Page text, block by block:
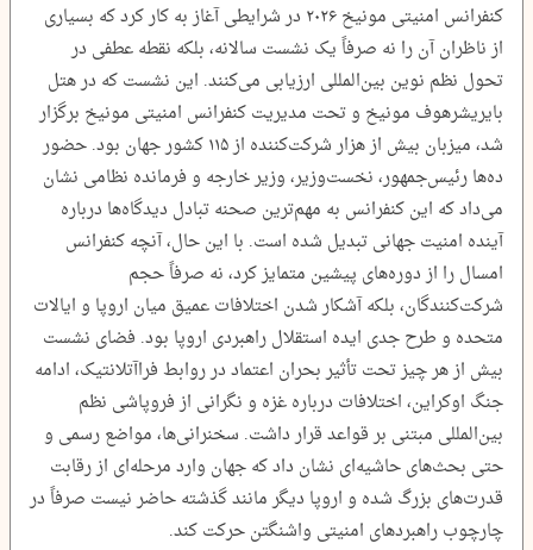
کنفرانس امنیتی مونیخ ۲۰۲۶ در شرایطی آغاز به کار کرد که بسیاری
از ناظران آن را نه صرفاً یک نشست سالانه، بلکه نقطه عطفی در
تحول نظم نوین بین‌المللی ارزیابی می‌کنند. این نشست که در هتل
بایریشرهوف مونیخ و تحت مدیریت کنفرانس امنیتی مونیخ برگزار
شد، میزبان بیش از هزار شرکت‌کننده از ۱۱۵ کشور جهان بود. حضور
ده‌ها رئیس‌جمهور، نخست‌وزیر، وزیر خارجه و فرمانده نظامی نشان
می‌داد که این کنفرانس به مهم‌ترین صحنه تبادل دیدگاه‌ها درباره
آینده امنیت جهانی تبدیل شده است. با این حال، آنچه کنفرانس
امسال را از دوره‌های پیشین متمایز کرد، نه صرفاً حجم
شرکت‌کنندگان، بلکه آشکار شدن اختلافات عمیق میان اروپا و ایالات
متحده و طرح جدی ایده استقلال راهبردی اروپا بود. فضای نشست
بیش از هر چیز تحت تأثیر بحران اعتماد در روابط فراآتلانتیک، ادامه
جنگ اوکراین، اختلافات درباره غزه و نگرانی از فروپاشی نظم
بین‌المللی مبتنی بر قواعد قرار داشت. سخنرانی‌ها، مواضع رسمی و
حتی بحث‌های حاشیه‌ای نشان داد که جهان وارد مرحله‌ای از رقابت
قدرت‌های بزرگ شده و اروپا دیگر مانند گذشته حاضر نیست صرفاً در
چارچوب راهبردهای امنیتی واشنگتن حرکت کند.